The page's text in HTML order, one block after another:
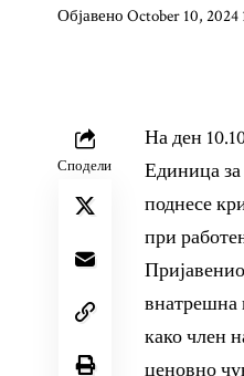
Објавено October 10, 2024
Сподели
На ден
Единица
поднесе
при
внатрешна
како член
ценовно